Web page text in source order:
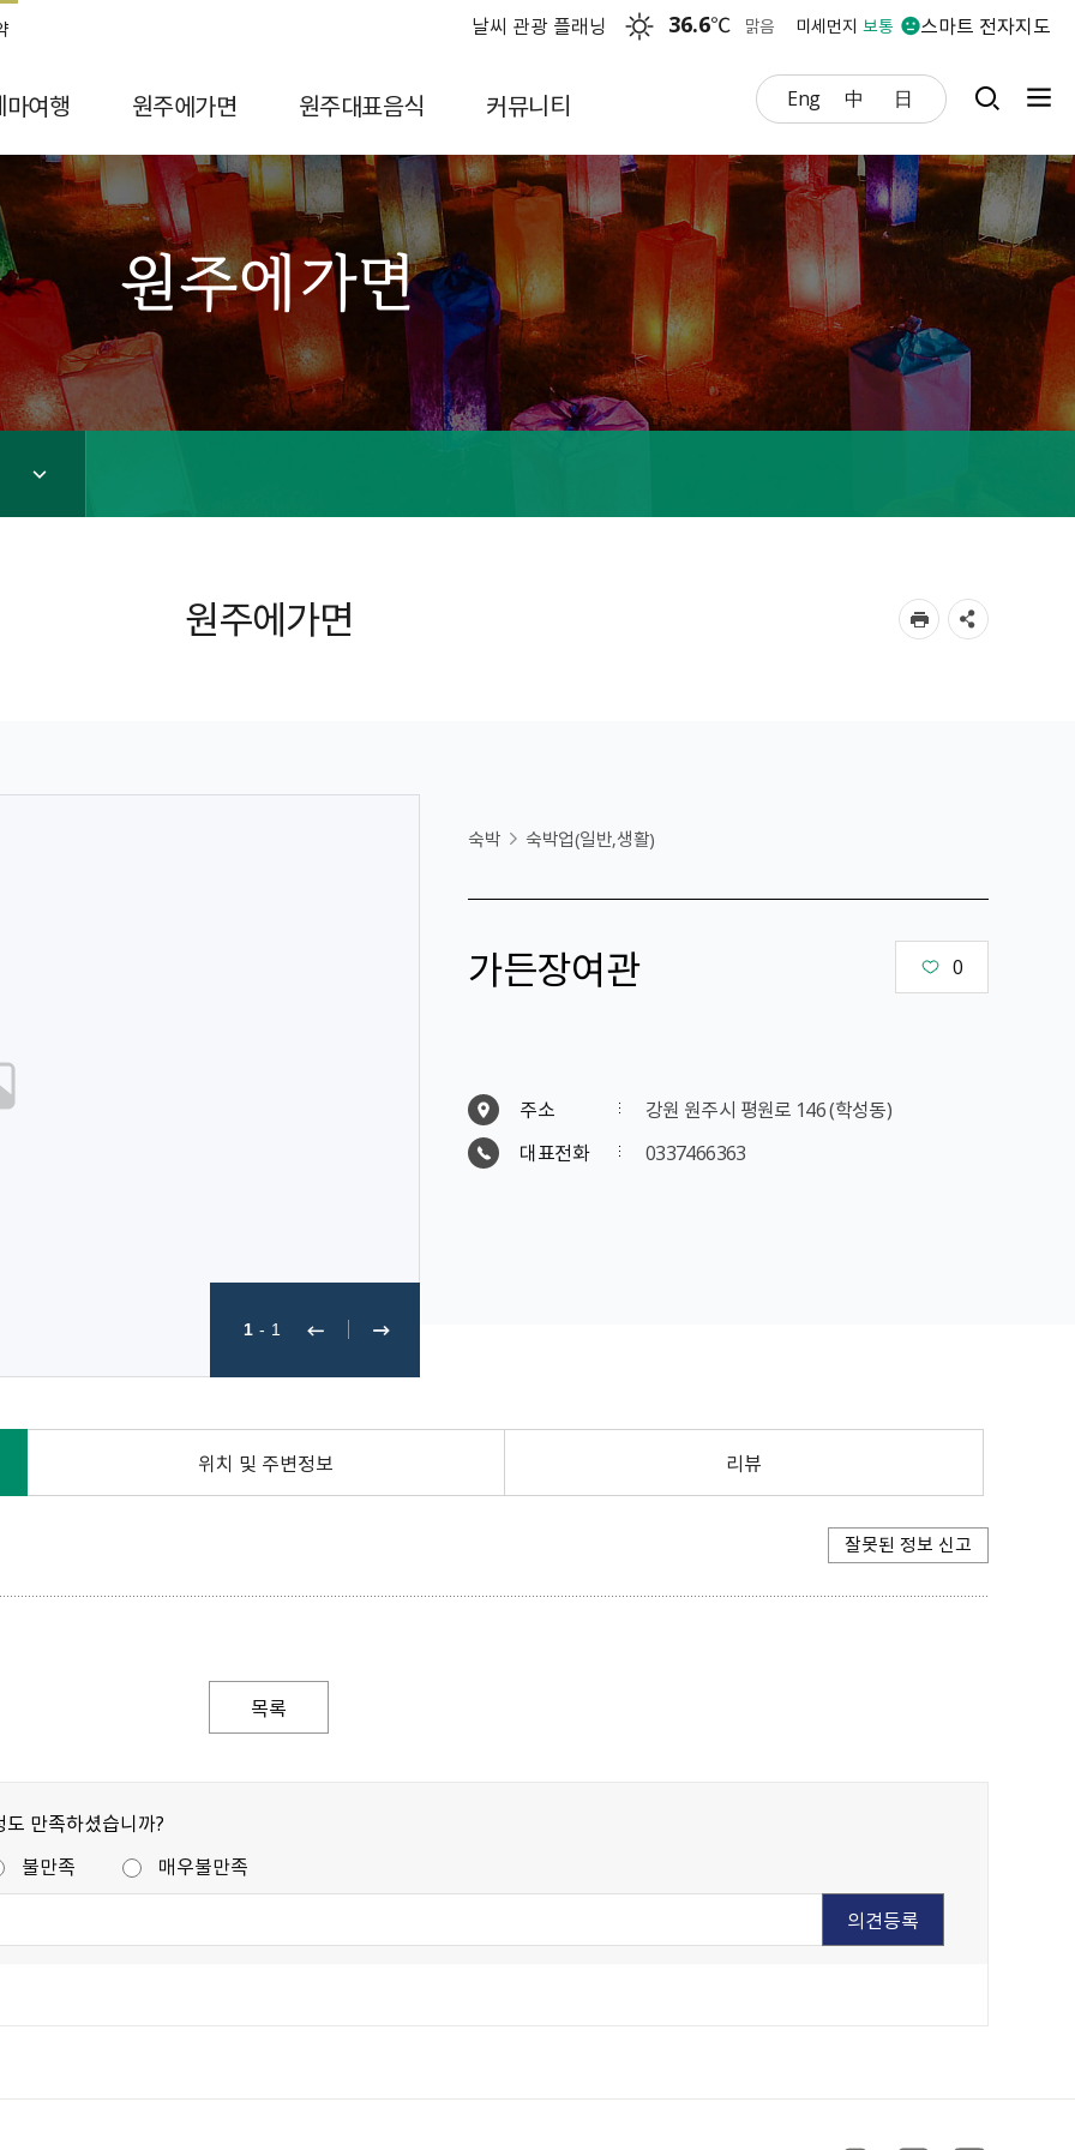
스마트 전자지도
날씨 관광 플래닝 36.6℃ 맑음 미세먼지 보통
Eng 中 日
마여행 원주에가면 원주대표음식 커뮤니티
원주에가면
원주에가면
1 - 1
숙박 숙박업(일반,생활)
가든장여관 0
주소
강원 원주시 평원로 146 (학성동)
대표전화
0337466363
위치 및 주변정보 리뷰
잘못된 정보 신고
목록
만족하셨습니까?
불만족 매우불만족